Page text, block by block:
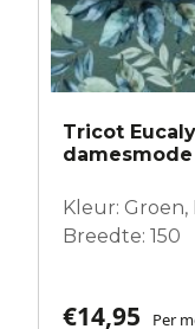
Tricot
damesmode
Kleur:
Breedte: 150
€14,95 Per